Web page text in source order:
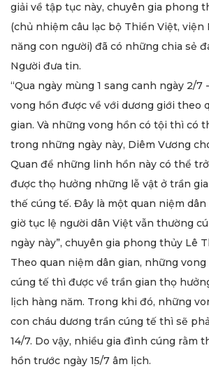
giải về tập tục này, chuyên gia phong
(chủ nhiệm câu lạc bộ Thiền Việt, viện
năng con người) đã có những chia sẻ
Người đưa tin.
“Qua ngày mùng 1 sang canh ngày 2/7
vong hồn được về với dương giới theo
gian. Và những vong hồn có tội thì có
trong những ngày này, Diêm Vương
Quan để những linh hồn này có thể
được thọ hưởng những lễ vật ở trần
thế cúng tế. Đây là một quan niệm
giờ tục lệ người dân Việt vẫn thường
ngày này”, chuyên gia phong thủy Lê
Theo quan niệm dân gian, những
cúng tế thì được về trần gian thọ
lịch hàng năm. Trong khi đó, những
con cháu dương trần cúng tế thì sẽ
14/7. Do vậy, nhiều gia đình cúng rằm
hồn trước ngày 15/7 âm lịch.